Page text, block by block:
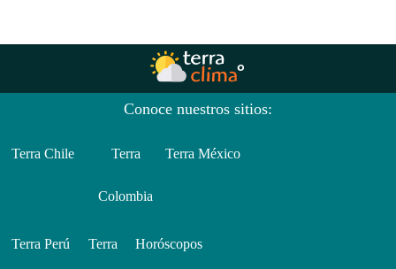
Conoce nuestros sitios:
Terra Chile Terra
Colombia
Terra México
Terra Perú Terra Horóscopos